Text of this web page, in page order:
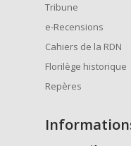
Tribune
e-Recensions
Cahiers de la RDN
Florilège historique
Repères